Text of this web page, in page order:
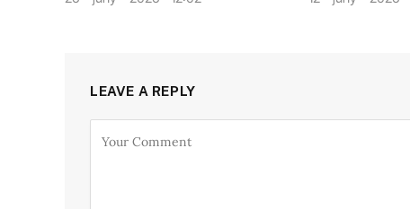
LEAVE A REPLY